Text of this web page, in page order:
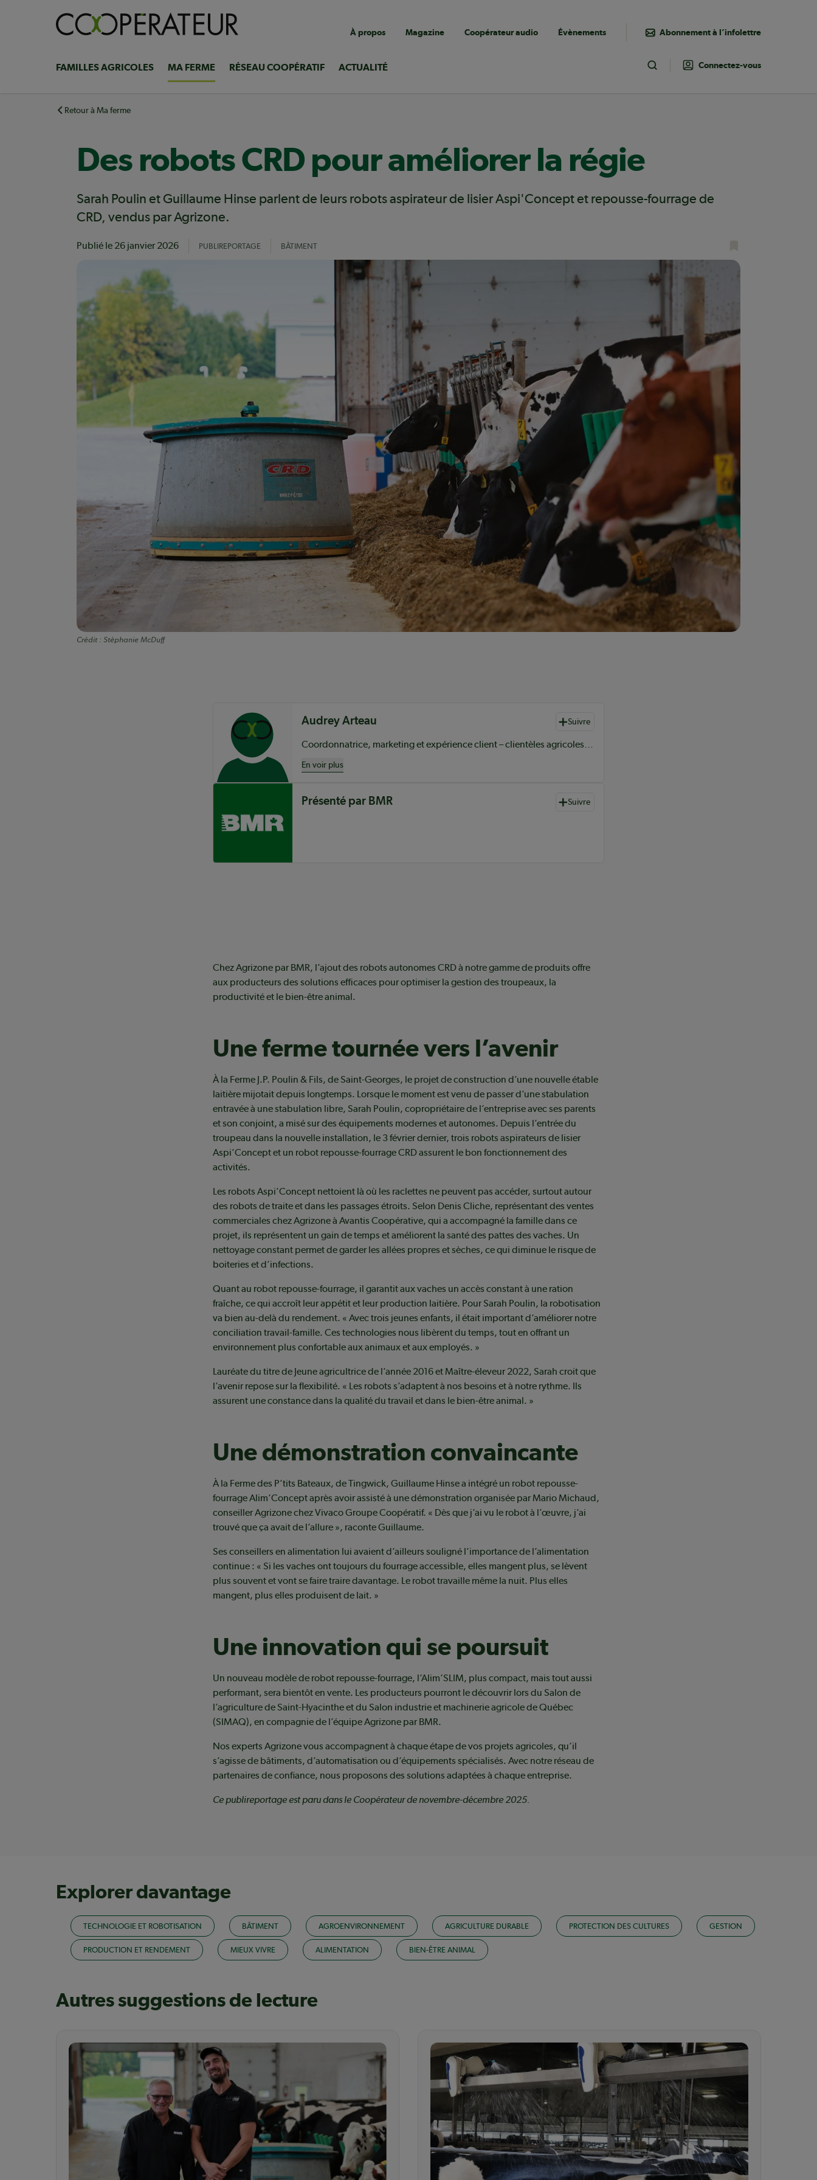
Navigation
utilitaire
À propos Magazine Coopérateur audio Évènements Abonnement à l’infolettre
Navigation
principale
FAMILLES AGRICOLES MA FERME RÉSEAU COOPÉRATIF ACTUALITÉ Toggle Search
Connectez-vous
Retour à Ma ferme
Des robots CRD pour améliorer la régie
Sarah Poulin et Guillaume Hinse parlent de leurs robots aspirateur de lisier Aspi'Concept et repousse-fourrage de
CRD, vendus par Agrizone.
Publié le 26 janvier 2026 PUBLIREPORTAGE BÂTIMENT
Crédit : Stéphanie McDuff
Auteurs de contenu Audrey Arteau Suivre
Coordonnatrice, marketing et expérience client – clientèles agricoles chez BMR
En voir plus
Présenté par BMR Suivre
Chez Agrizone par BMR, l’ajout des robots autonomes CRD à notre gamme de produits offre
aux producteurs des solutions efficaces pour optimiser la gestion des troupeaux, la
productivité et le bien-être animal.
Une ferme tournée vers l’avenir
À la Ferme J.P. Poulin & Fils, de Saint-Georges, le projet de construction d’une nouvelle étable
laitière mijotait depuis longtemps. Lorsque le moment est venu de passer d’une stabulation
entravée à une stabulation libre, Sarah Poulin, copropriétaire de l’entreprise avec ses parents
et son conjoint, a misé sur des équipements modernes et autonomes. Depuis l’entrée du
troupeau dans la nouvelle installation, le 3 février dernier, trois robots aspirateurs de lisier
Aspi’Concept et un robot repousse-fourrage CRD assurent le bon fonctionnement des
activités.
Les robots Aspi’Concept nettoient là où les raclettes ne peuvent pas accéder, surtout autour
des robots de traite et dans les passages étroits. Selon Denis Cliche, représentant des ventes
commerciales chez Agrizone à Avantis Coopérative, qui a accompagné la famille dans ce
projet, ils représentent un gain de temps et améliorent la santé des pattes des vaches. Un
nettoyage constant permet de garder les allées propres et sèches, ce qui diminue le risque de
boiteries et d’infections.
Quant au robot repousse-fourrage, il garantit aux vaches un accès constant à une ration
fraîche, ce qui accroît leur appétit et leur production laitière. Pour Sarah Poulin, la robotisation
va bien au-delà du rendement. « Avec trois jeunes enfants, il était important d’améliorer notre
conciliation travail-famille. Ces technologies nous libèrent du temps, tout en offrant un
environnement plus confortable aux animaux et aux employés. »
Lauréate du titre de Jeune agricultrice de l’année 2016 et Maître-éleveur 2022, Sarah croit que
l’avenir repose sur la flexibilité. « Les robots s’adaptent à nos besoins et à notre rythme. Ils
assurent une constance dans la qualité du travail et dans le bien-être animal. »
Une démonstration convaincante
À la Ferme des P’tits Bateaux, de Tingwick, Guillaume Hinse a intégré un robot repousse-
fourrage Alim’Concept après avoir assisté à une démonstration organisée par Mario Michaud,
conseiller Agrizone chez Vivaco Groupe Coopératif. « Dès que j’ai vu le robot à l’œuvre, j’ai
trouvé que ça avait de l’allure », raconte Guillaume.
Ses conseillers en alimentation lui avaient d’ailleurs souligné l’importance de l’alimentation
continue : « Si les vaches ont toujours du fourrage accessible, elles mangent plus, se lèvent
plus souvent et vont se faire traire davantage. Le robot travaille même la nuit. Plus elles
mangent, plus elles produisent de lait. »
Une innovation qui se poursuit
Un nouveau modèle de robot repousse-fourrage, l’Alim’SLIM, plus compact, mais tout aussi
performant, sera bientôt en vente. Les producteurs pourront le découvrir lors du Salon de
l’agriculture de Saint-Hyacinthe et du Salon industrie et machinerie agricole de Québec
(SIMAQ), en compagnie de l’équipe Agrizone par BMR.
Nos experts Agrizone vous accompagnent à chaque étape de vos projets agricoles, qu’il
s’agisse de bâtiments, d’automatisation ou d’équipements spécialisés. Avec notre réseau de
partenaires de confiance, nous proposons des solutions adaptées à chaque entreprise.
Ce publireportage est paru dans le Coopérateur de novembre-décembre 2025.
Explorer davantage
TECHNOLOGIE ET ROBOTISATION BÂTIMENT AGROENVIRONNEMENT AGRICULTURE DURABLE PROTECTION DES CULTURES GESTION
PRODUCTION ET RENDEMENT MIEUX VIVRE ALIMENTATION BIEN-ÊTRE ANIMAL
Autres suggestions de lecture